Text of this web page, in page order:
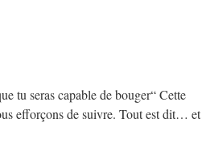
tu seras capable de bouger“ Cette
efforçons de suivre. Tout est dit… et